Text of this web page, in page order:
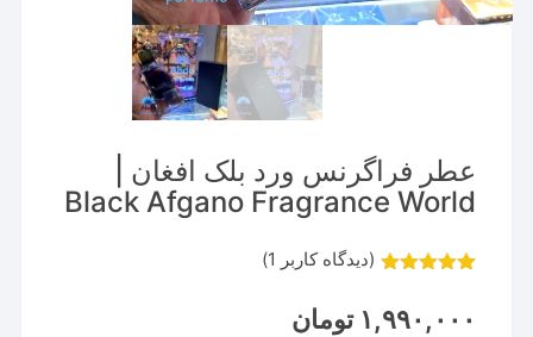
عطر فراگرنس ورد بلک افغان |
Black Afgano Fragrance World
مشتری
(دیدگاه کاربر 1
)
۱,۹۹۰,۰۰۰ تومان